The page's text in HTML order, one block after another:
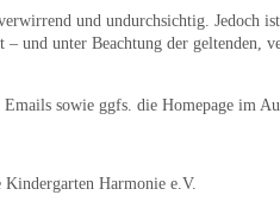
und undurchsichtig. Jedoch
und unter Beachtung der geltenden,
sowie ggfs. die Homepage im
Harmonie e.V.